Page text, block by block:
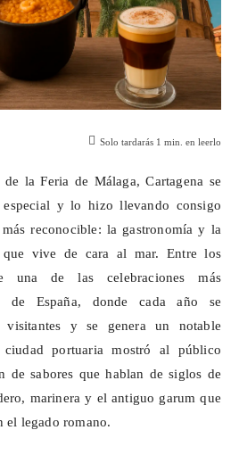
Solo tardarás 1 min. en leerlo
la Feria de Málaga, Cartagena se
especial y lo hizo llevando consigo
reconocible: la gastronomía y la
vive de cara al mar. Entre los
una de las celebraciones más
de España, donde cada año se
visitantes y se genera un notable
portuaria mostró al público
de sabores que hablan de siglos de
marinera y el antiguo garum que
el legado romano.